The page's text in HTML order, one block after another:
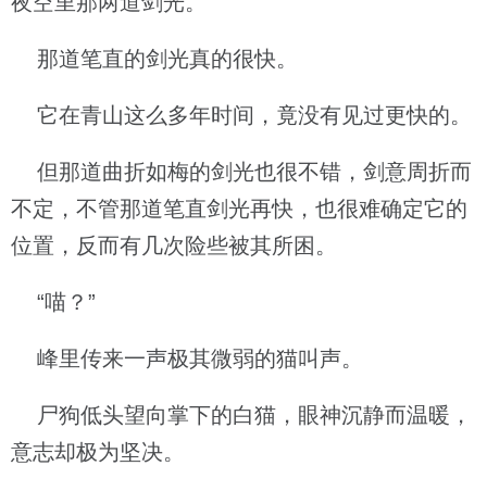
那道笔直的剑光真的很快。
它在青山这么多年时间，竟没有见过更快的。
但那道曲折如梅的剑光也很不错，剑意周折而
不定，不管那道笔直剑光再快，也很难确定它的
位置，反而有几次险些被其所困。
“喵？”
峰里传来一声极其微弱的猫叫声。
尸狗低头望向掌下的白猫，眼神沉静而温暖，
意志却极为坚决。